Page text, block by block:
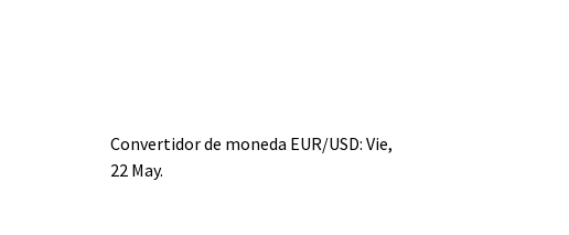
Convertidor de moneda EUR/USD: Vie,
22 May.